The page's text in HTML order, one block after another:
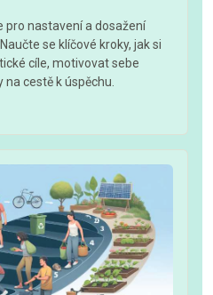
nastavení a dosažení
se klíčové kroky, jak si
cíle, motivovat sebe
cestě k úspěchu.